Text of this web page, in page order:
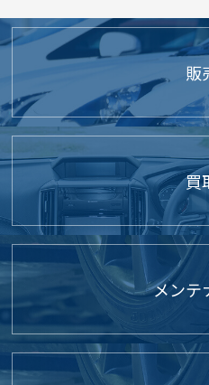
販
買
メンテ